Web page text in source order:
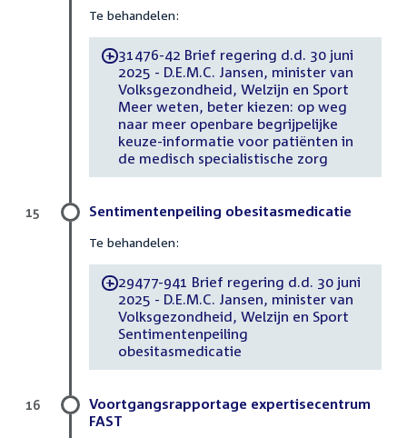
Te behandelen:
-31476-42 Brief regering d.d. 30 juni
2025 - D.E.M.C. Jansen, minister van
Volksgezondheid, Welzijn en Sport
Meer weten, beter kiezen: op weg
naar meer openbare begrijpelijke
keuze-informatie voor patiënten in
de medisch specialistische zorg
Sentimentenpeiling obesitasmedicatie
Te behandelen:
-29477-941 Brief regering d.d. 30 juni
2025 - D.E.M.C. Jansen, minister van
Volksgezondheid, Welzijn en Sport
Sentimentenpeiling
obesitasmedicatie
15
Voortgangsrapportage expertisecentrum
FAST
16